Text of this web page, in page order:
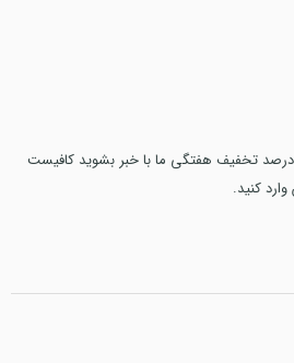
خبرنامه ما عضو شوید و از 70 درصد تخفیف هفتگی ما با خبر بشوید کافیست
کنید.